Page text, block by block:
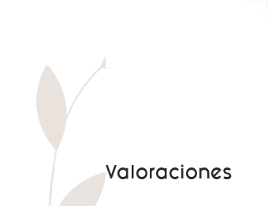
Valoraciones